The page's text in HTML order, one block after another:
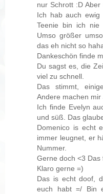
nur Schrott :D
Ich hab auch ewig
Teenie bin ich nie
Umso größer
das eh nicht so
Dankeschön finde
Du sagst es, die
viel zu schnell.
Das stimmt,
Andere machen
Ich finde Evelyn
und süß. Das
Domenico is echt
immer leugnet, er
Nummer.
Gerne doch <3 Das
Klaro gerne =)
Das is echt doof,
euch habt =/ Bin